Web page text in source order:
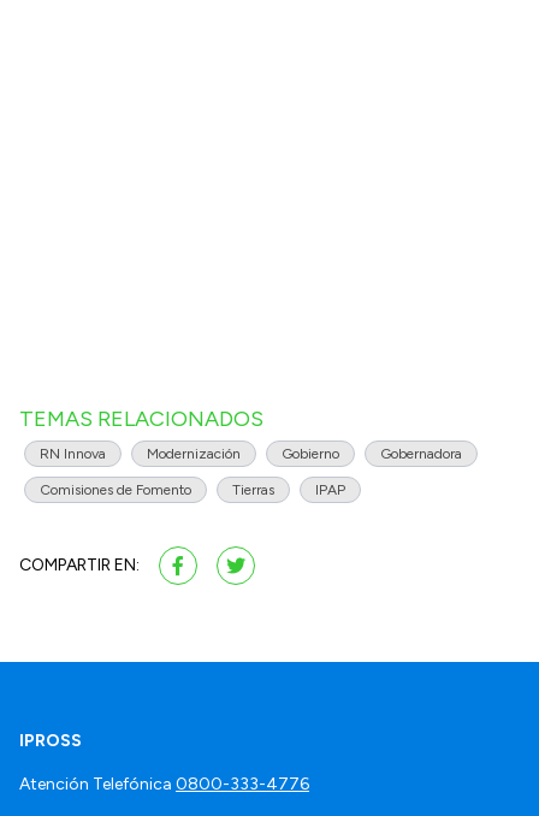
TEMAS RELACIONADOS
RN Innova Modernización Gobierno Gobernadora
Comisiones de Fomento Tierras IPAP
COMPARTIR EN:
IPROSS
Atención Telefónica 0800-333-4776